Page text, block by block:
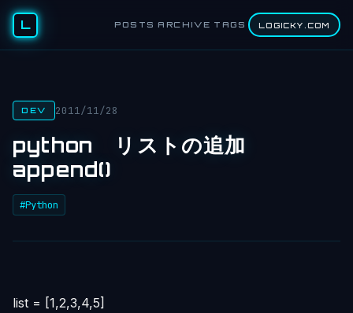
L POSTS ARCHIVE TAGS LOGICKY.COM
DEV 2011/11/28
python リストの追加
append()
#Python
list = [1,2,3,4,5]